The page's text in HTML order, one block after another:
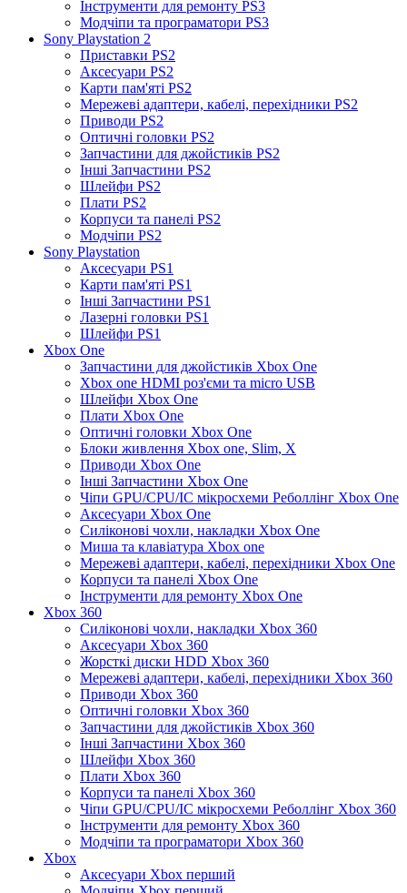
Інструменти для ремонту PS3
Модчіпи та програматори PS3
Sony Playstation 2
Приставки PS2
Аксесуари PS2
Карти пам'яті PS2
Мережеві адаптери, кабелі, перехідники PS2
Приводи PS2
Оптичні головки PS2
Запчастини для джойстиків PS2
Інші Запчастини PS2
Шлейфи PS2
Плати PS2
Корпуси та панелі PS2
Модчіпи PS2
Sony Playstation
Аксесуари PS1
Карти пам'яті PS1
Інші Запчастини PS1
Лазерні головки PS1
Шлейфи PS1
Xbox One
Запчастини для джойстиків Xbox One
Xbox one HDMI роз'єми та micro USB
Шлейфи Xbox One
Плати Xbox One
Оптичні головки Xbox One
Блоки живлення Xbox one, Slim, X
Приводи Xbox One
Інші Запчастини Xbox One
Чіпи GPU/CPU/IC мікросхеми Реболлінг Xbox One
Аксесуари Xbox One
Силіконові чохли, накладки Xbox One
Миша та клавіатура Xbox one
Мережеві адаптери, кабелі, перехідники Xbox One
Корпуси та панелі Xbox One
Інструменти для ремонту Xbox One
Xbox 360
Силіконові чохли, накладки Xbox 360
Аксесуари Xbox 360
Жорсткі диски HDD Xbox 360
Мережеві адаптери, кабелі, перехідники Xbox 360
Приводи Xbox 360
Оптичні головки Xbox 360
Запчастини для джойстиків Xbox 360
Інші Запчастини Xbox 360
Шлейфи Xbox 360
Плати Xbox 360
Корпуси та панелі Xbox 360
Чіпи GPU/CPU/IC мікросхеми Реболлінг Xbox 360
Інструменти для ремонту Xbox 360
Модчіпи та програматори Xbox 360
Xbox
Аксесуари Xbox перший